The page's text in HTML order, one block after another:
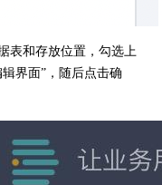
表和存放位置，勾选上
界面”，随后点击确